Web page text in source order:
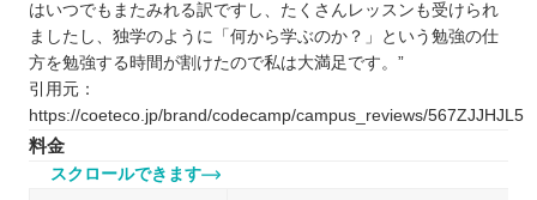
はいつでもまたみれる訳ですし、たくさんレッスンも受けられ
ましたし、独学のように「何から学ぶのか？」という勉強の仕
方を勉強する時間が割けたので私は大満足です。”
引用元：
https://coeteco.jp/brand/codecamp/campus_reviews/567ZJJHJL5
料金
スクロールできます